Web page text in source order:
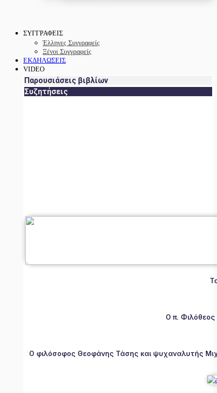
ΣΥΓΓΡΑΦΕΙΣ
Έλληνες Συγγραφείς
Ξένοι Συγγραφείς
ΕΚΔΗΛΩΣΕΙΣ
VIDEO
Παρουσιάσεις βιβλίων
Συζητήσεις
Ο π.
Ο φιλόσοφος Θεοφάνης Τάσης και ψυχαναλυτής